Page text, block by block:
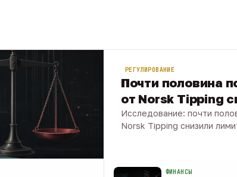
РЕГУЛИРОВАНИЕ
Почти половина
от Norsk Tipping
Исследование: почти
Norsk Tipping снизили
ФИНАНСЫ